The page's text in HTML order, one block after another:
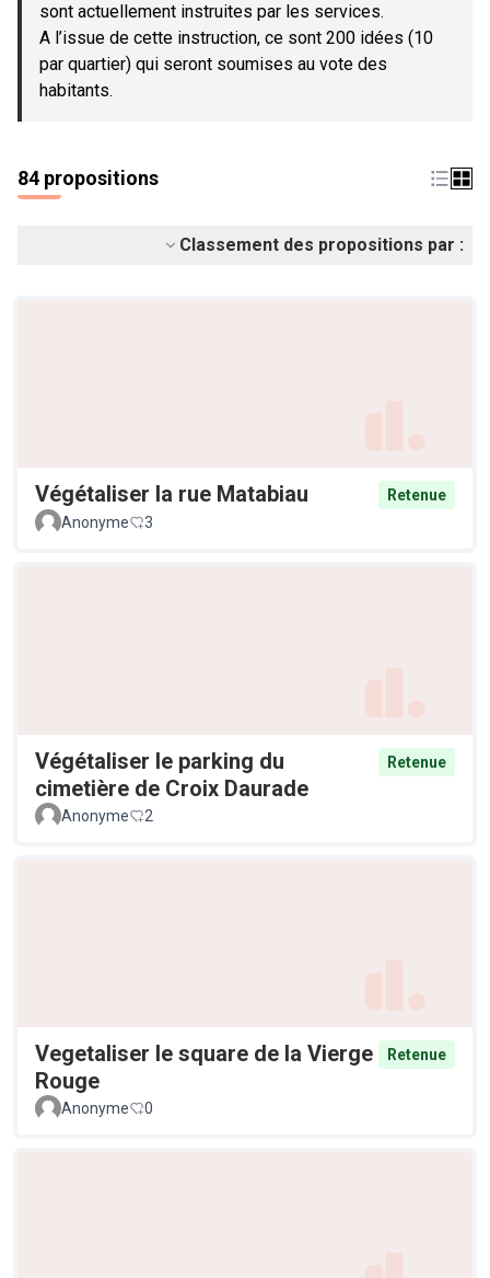
sont actuellement instruites par les services.
A l’issue de cette instruction, ce sont 200 idées (10
par quartier) qui seront soumises au vote des
habitants.
84 propositions
Classement des propositions par :
Végétaliser la rue Matabiau
Retenue
Anonyme
3
Végétaliser le parking du
cimetière de Croix Daurade
Retenue
Anonyme 2
Vegetaliser le square de la Vierge
Rouge
Retenue
Anonyme 0